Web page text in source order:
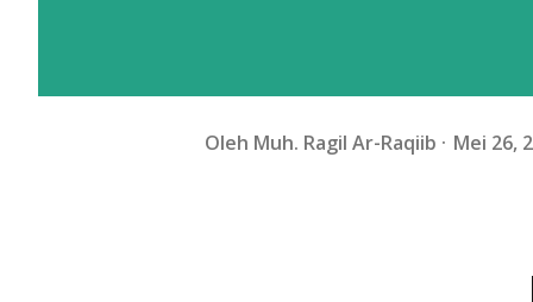
Oleh Muh. Ragil Ar-Raqiib Mei 26,